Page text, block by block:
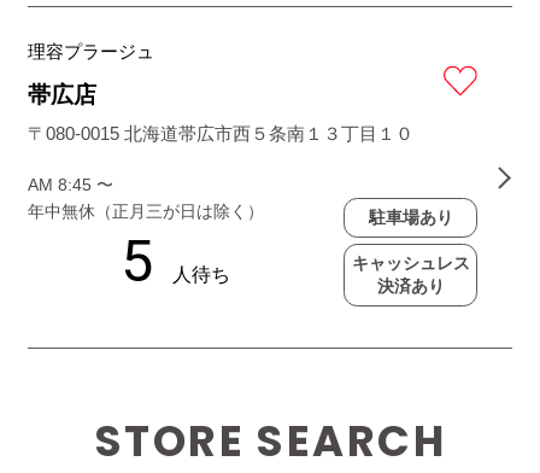
理容プラージュ
帯広店
〒080-0015 北海道帯広市西５条南１３丁目１０
AM 8:45 〜
年中無休（正月三が日は除く）
駐車場あり
キャッシュレス
決済あり
STORE SEARCH